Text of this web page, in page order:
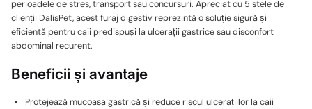
perioadele de stres, transport sau concursuri. Apreciat cu 5 stele de
clienții DalisPet, acest furaj digestiv reprezintă o soluție sigură și
eficientă pentru caii predispuși la ulcerații gastrice sau disconfort
abdominal recurent.
Beneficii și avantaje
Protejează mucoasa gastrică și reduce riscul ulcerațiilor la caii